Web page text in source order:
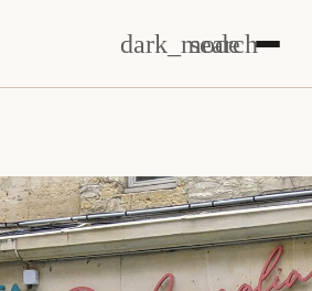
dark_mode
search